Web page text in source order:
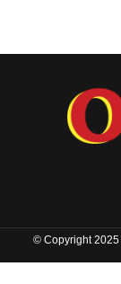
© Copyright